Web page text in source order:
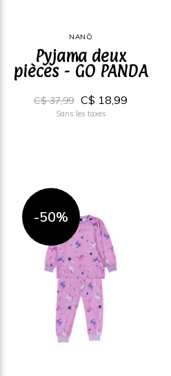
NANÖ
Pyjama deux
pièces - GO PANDA
C$ 37,99 C$ 18,99
Sans les taxes
-50%